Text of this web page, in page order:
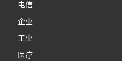
电信
企业
工业
医疗